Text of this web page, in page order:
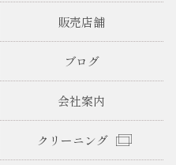
販売店舗
ブログ
会社案内
クリーニング